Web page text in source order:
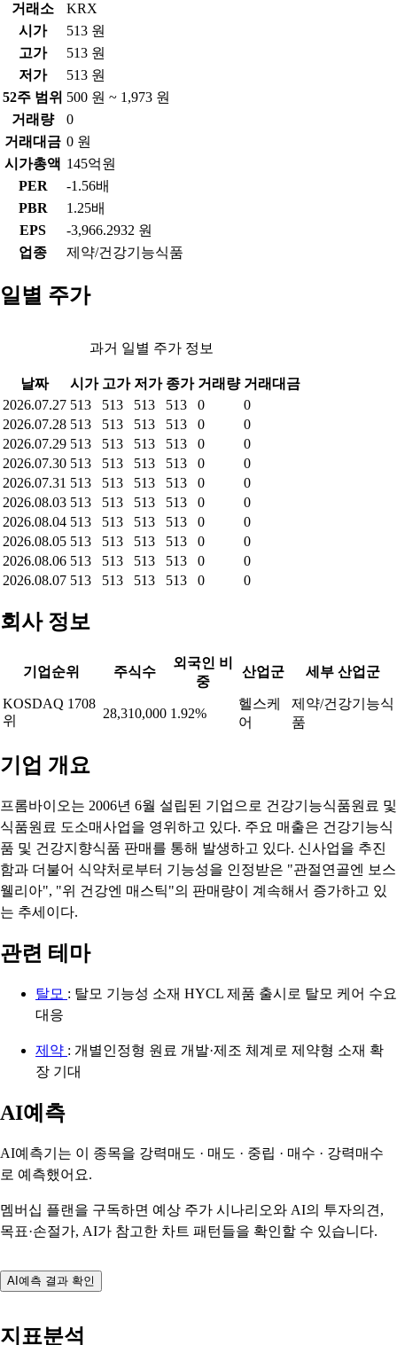
거래소
KRX
시가
513 원
고가
513 원
저가
513 원
52주 범위 500 원 ~ 1,973 원
거래량
0
거래대금 0 원
시가총액 145억원
PER
-1.56배
PBR
1.25배
EPS
-3,966.2932 원
업종
제약/건강기능식품
일별 주가
과거 일별 주가 정보
날짜 시가 고가 저가 종가 거래량 거래대금
2026.07.27 513 513 513 513 0
0
2026.07.28 513 513 513 513 0
0
2026.07.29 513 513 513 513 0
0
2026.07.30 513 513 513 513 0
0
2026.07.31 513 513 513 513 0
0
2026.08.03 513 513 513 513 0
0
2026.08.04 513 513 513 513 0
0
2026.08.05 513 513 513 513 0
0
2026.08.06 513 513 513 513 0
0
2026.08.07 513 513 513 513 0 0
회사 정보
기업순위 주식수
외국인 비
중
산업군 세부 산업군
KOSDAQ 1708
위
28,310,000 1.92%
헬스케
어
제약/건강기능식
품
기업 개요
프롬바이오는 2006년 6월 설립된 기업으로 건강기능식품원료 및
식품원료 도소매사업을 영위하고 있다. 주요 매출은 건강기능식
품 및 건강지향식품 판매를 통해 발생하고 있다. 신사업을 추진
함과 더불어 식약처로부터 기능성을 인정받은 "관절연골엔 보스
웰리아", "위 건강엔 매스틱"의 판매량이 계속해서 증가하고 있
는 추세이다.
관련 테마
탈모 : 탈모 기능성 소재 HYCL 제품 출시로 탈모 케어 수요
대응
제약 : 개별인정형 원료 개발·제조 체계로 제약형 소재 확
장 기대
AI예측
AI예측기는 이 종목을 강력매도 · 매도 · 중립 · 매수 · 강력매수
로 예측했어요.
멤버십 플랜을 구독하면 예상 주가 시나리오와 AI의 투자의견,
목표·손절가, AI가 참고한 차트 패턴들을 확인할 수 있습니다.
AI예측 결과 확인
지표분석